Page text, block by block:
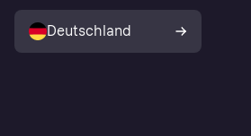
Deutschland